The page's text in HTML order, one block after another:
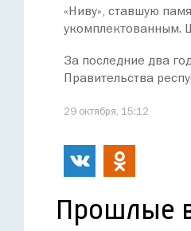
«Ниву», ставшую
укомплектованным.
За последние два
Правительства
29 октября, 15:12
Прошлые